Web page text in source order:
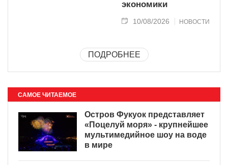
экономики
10/08/2026 НОВОСТИ
ПОДРОБНЕЕ
САМОЕ ЧИТАЕМОЕ
Остров Фукуок представляет
«Поцелуй моря» - крупнейшее
мультимедийное шоу на воде
в мире